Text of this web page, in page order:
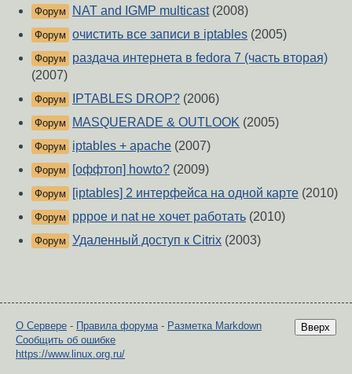
Форум NAT and IGMP multicast(2008)
Форум очистить все записи в iptables (2005)
Форум
раздача интернета в fedora 7 (часть вторая)
(2007)
Форум IPTABLES DROP? (2006)
Форум MASQUERADE & OUTLOOK (2005)
Форум iptables + apache (2007)
Форум [оффтоп] howto? (2009)
Форум [iptables] 2 интерфейса на одной карте (2010)
Форум pppoe и nat не хочет работать (2010)
Форум Удаленный доступ к Citrix (2003)
Вверх
О Сервере - Правила форума- Разметка Markdown
Сообщить об ошибке
https://www.linux.org.ru/